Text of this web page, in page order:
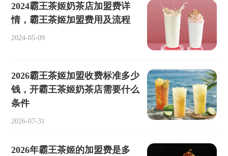
2024霸王茶姬奶茶店加盟费详
情，霸王茶姬加盟费用及流程
2024-05-09
2026霸王茶姬加盟收费标准多少
钱，开霸王茶姬奶茶店需要什么
条件
2026-07-31
2026年霸王茶姬的加盟费是多